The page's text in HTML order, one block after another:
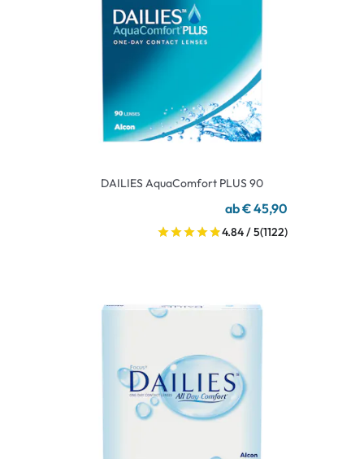
DAILIES AquaComfort PLUS 90
ab € 45,90
4.84 / 5(1122)